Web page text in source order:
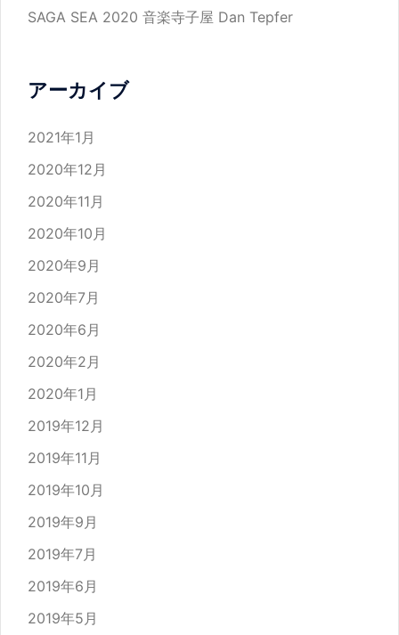
SAGA SEA 2020 音楽寺子屋 Dan Tepfer
アーカイブ
2021年1月
2020年12月
2020年11月
2020年10月
2020年9月
2020年7月
2020年6月
2020年2月
2020年1月
2019年12月
2019年11月
2019年10月
2019年9月
2019年7月
2019年6月
2019年5月